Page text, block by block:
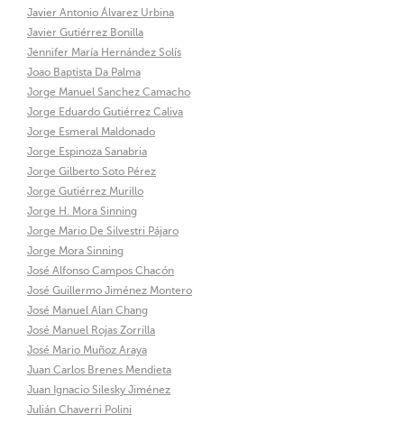
Javier Antonio Álvarez Urbina
Javier Gutiérrez Bonilla
Jennifer María Hernández Solís
Joao Baptista Da Palma
Jorge Manuel Sanchez Camacho
Jorge Eduardo Gutiérrez Caliva
Jorge Esmeral Maldonado
Jorge Espinoza Sanabria
Jorge Gilberto Soto Pérez
Jorge Gutiérrez Murillo
Jorge H. Mora Sinning
Jorge Mario De Silvestri Pájaro
Jorge Mora Sinning
José Alfonso Campos Chacón
José Guillermo Jiménez Montero
José Manuel Alan Chang
José Manuel Rojas Zorrilla
José Mario Muñoz Araya
Juan Carlos Brenes Mendieta
Juan Ignacio Silesky Jiménez
Julián Chaverri Polini